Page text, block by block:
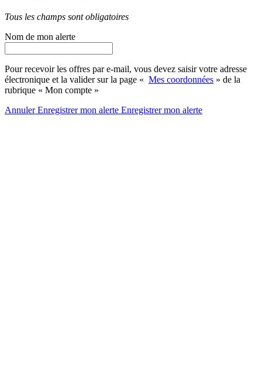
Tous les champs sont obligatoires
Nom de mon alerte
Pour recevoir les offres par e-mail, vous devez saisir votre adresse
électronique et la valider sur la page « Mes coordonnées » de la
rubrique « Mon compte »
AnnulerEnregistrer mon alerte Enregistrermon alerte